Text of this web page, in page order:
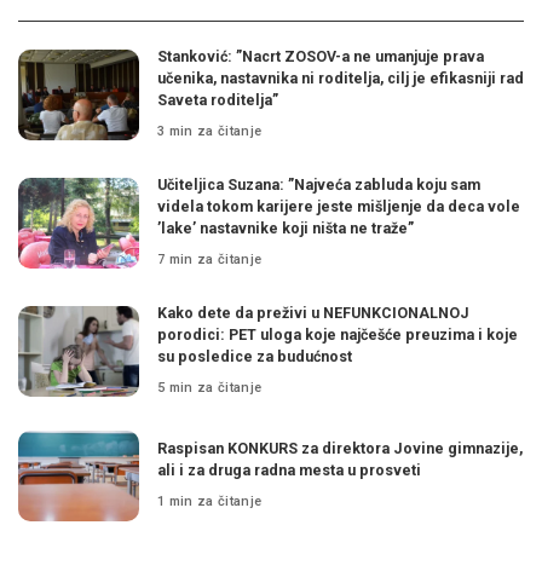
Stanković: ”Nacrt ZOSOV-a ne umanjuje prava
učenika, nastavnika ni roditelja, cilj je efikasniji rad
Saveta roditelja”
3 min za čitanje
Učiteljica Suzana: ”Najveća zabluda koju sam
videla tokom karijere jeste mišljenje da deca vole
’lake’ nastavnike koji ništa ne traže”
7 min za čitanje
Kako dete da preživi u NEFUNKCIONALNOJ
porodici: PET uloga koje najčešće preuzima i koje
su posledice za budućnost
5 min za čitanje
Raspisan KONKURS za direktora Jovine gimnazije,
ali i za druga radna mesta u prosveti
1 min za čitanje